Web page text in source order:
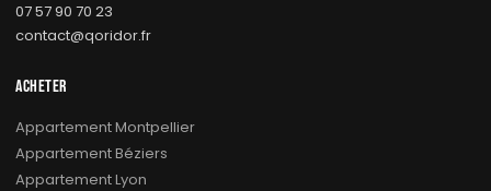
07 57 90 70 23
contact@qoridor.fr
ACHETER
Appartement Montpellier
Appartement Béziers
Appartement Lyon